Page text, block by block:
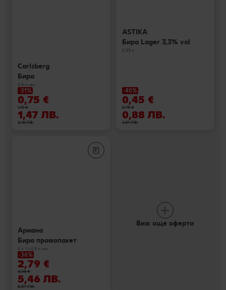
Carlsberg
Бира
0,5 л кен
-31%
0,75 €
1,10 €
1,47 ЛВ.
2,15 ЛВ.
ASTIKA
Бира Lager 3,3% vol
0,33 л
-40%
0,45 €
0,75 €
0,88 ЛВ.
1,47 ЛВ.
Ариана
Бира промопакет
5 + 1 х 0,5 л кен
-36%
2,79 €
4,38 €
5,46 ЛВ.
8,57 ЛВ.
Виж още оферти